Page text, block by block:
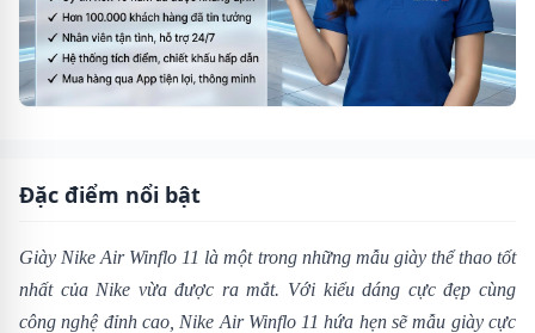
Đặc điểm nổi bật
Giày Nike Air Winflo 11 là một trong những mẫu giày thể thao tốt
nhất của Nike vừa được ra mắt. Với kiểu dáng cực đẹp cùng
công nghệ đỉnh cao, Nike Air Winflo 11 hứa hẹn sẽ mẫu giày cực